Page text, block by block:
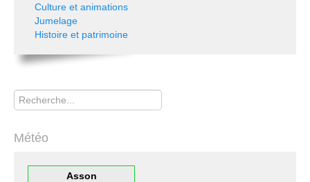
Culture et animations
Jumelage
Histoire et patrimoine
Rechercher
Météo
Asson